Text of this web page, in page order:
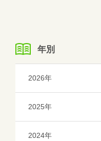
年別
2026年
2025年
2024年